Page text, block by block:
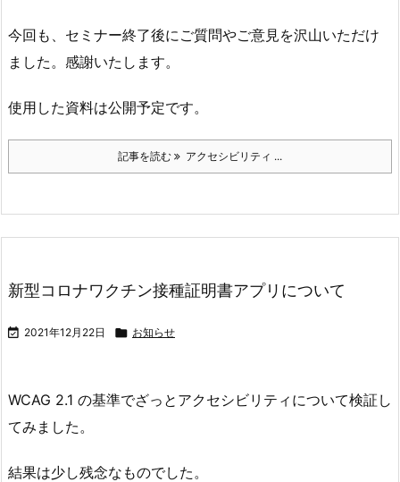
今回も、セミナー終了後にご質問やご意見を沢山いただけ
ました。感謝いたします。
使用した資料は公開予定です。
記事を読む アクセシビリティ ...
新型コロナワクチン接種証明書アプリについて
 2021年12月22日  お知らせ
WCAG 2.1 の基準でざっとアクセシビリティについて検証し
てみました。
結果は少し残念なものでした。